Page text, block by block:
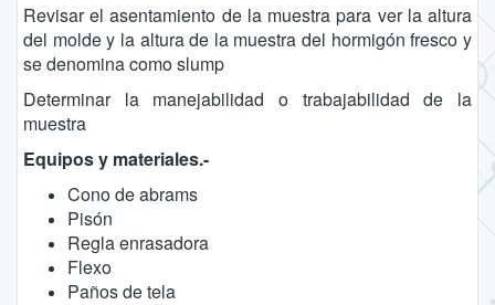
Revisar el asentamiento de la muestra para ver la altura
del molde y la altura de la muestra del hormigón fresco y
se denomina como slump
Determinar la manejabilidad o trabajabilidad de la
muestra
Equipos y materiales.-
Cono de abrams
Pisón
Regla enrasadora
Flexo
Paños de tela